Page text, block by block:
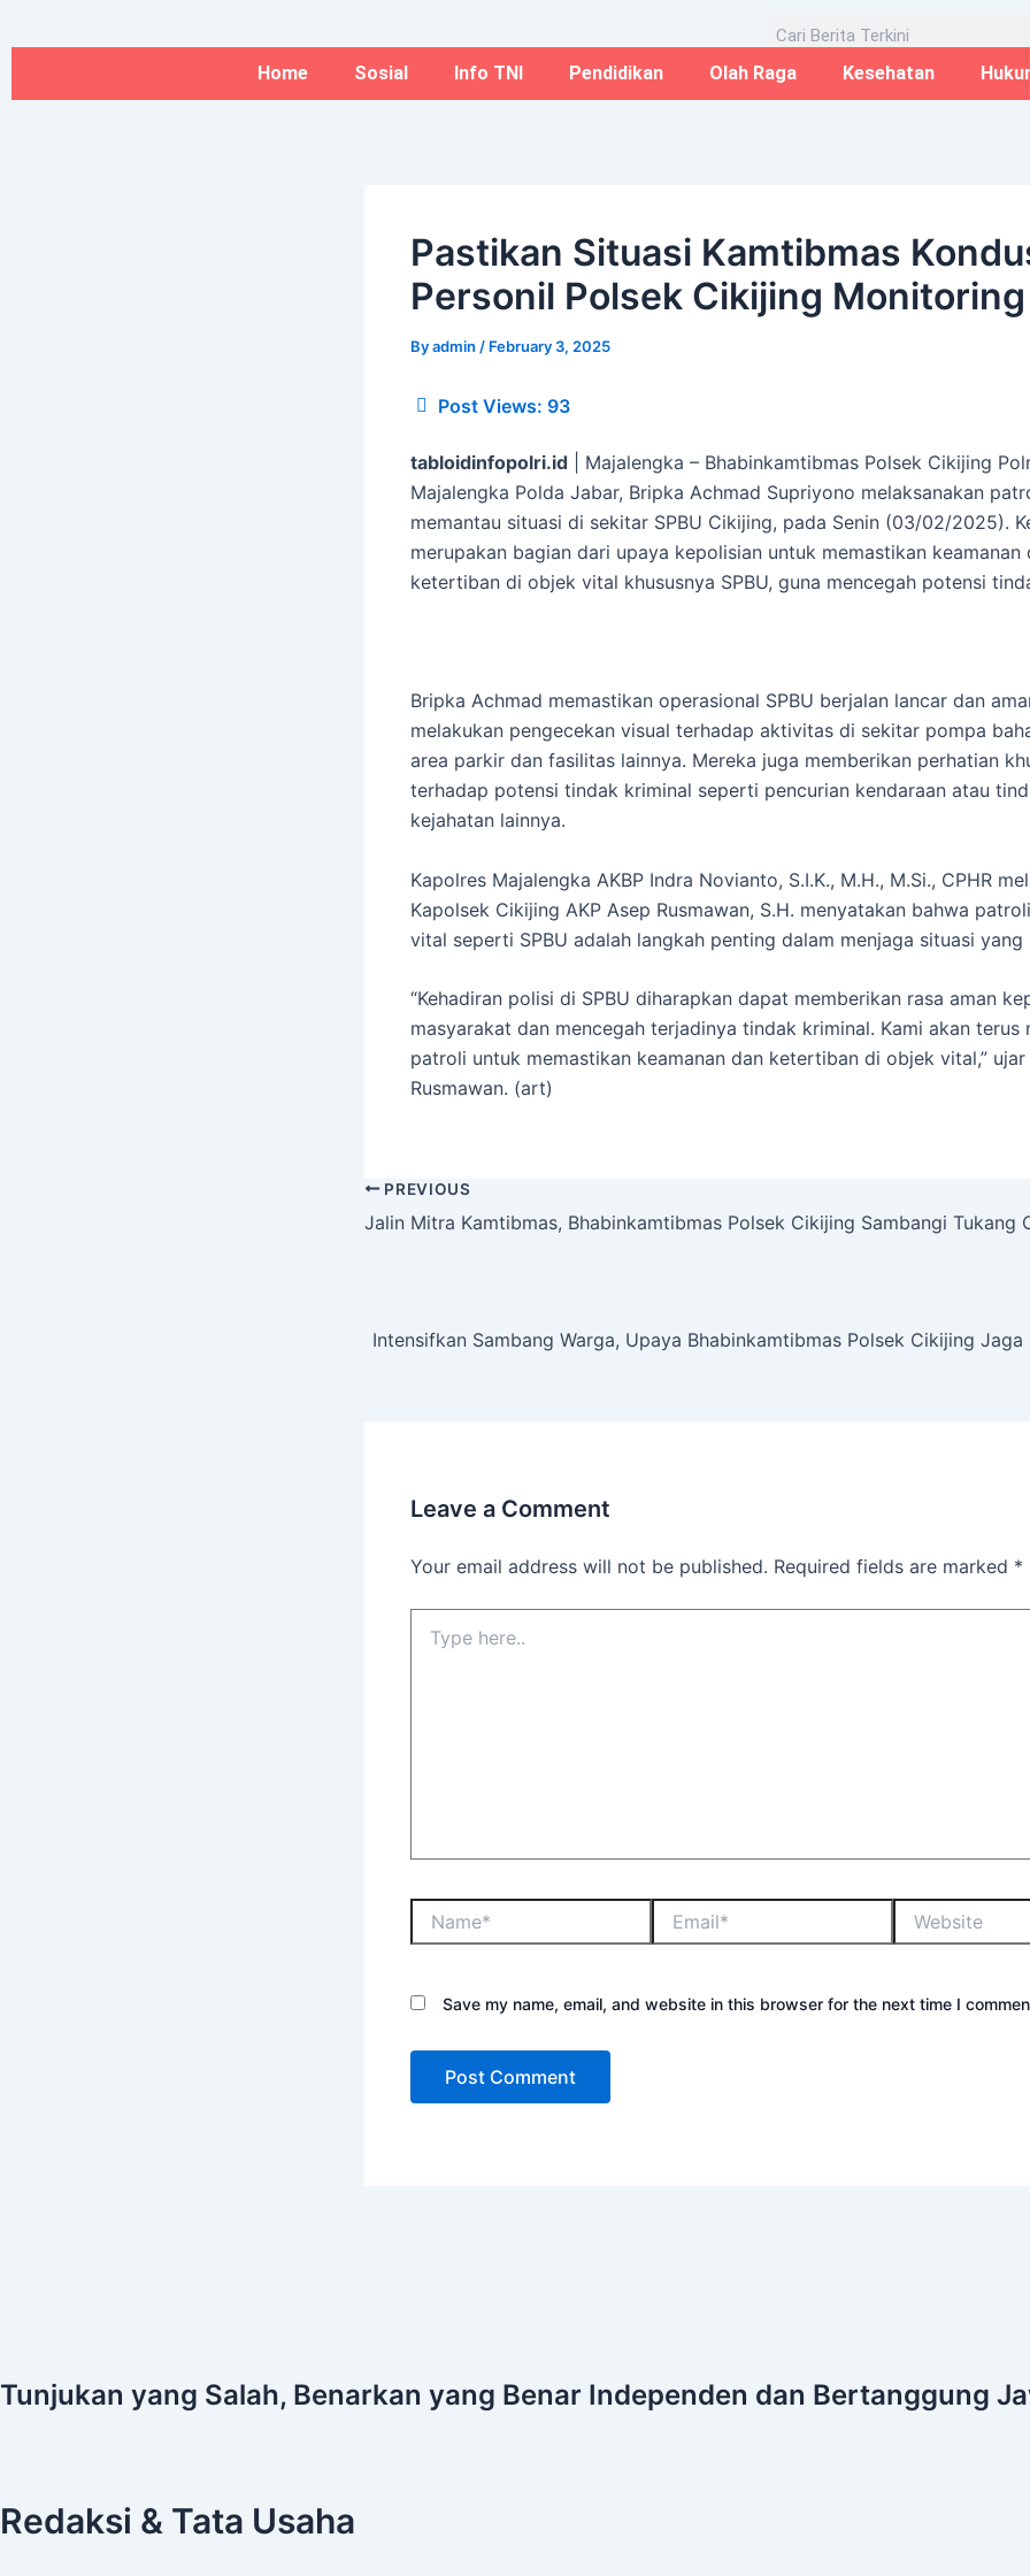
to
Home Sosial Info TNI Pendidikan Olah Raga Kesehatan
Pastikan Situasi Kamtibmas
Personil Polsek Cikijing Monitoring
Byadmin / February 3, 2025
Post Views: 93
tabloidinfopolri.id | Majalengka – Bhabinkamtibmas Polsek Cikijing
Majalengka Polda Jabar, Bripka Achmad Supriyono melaksanakan
memantau situasi di sekitar SPBU Cikijing, pada Senin (03/02/2025).
merupakan bagian dari upaya kepolisian untuk memastikan keamanan
ketertiban di objek vital khususnya SPBU, guna mencegah potensi
Bripka Achmad memastikan operasional SPBU berjalan lancar dan
melakukan pengecekan visual terhadap aktivitas di sekitar pompa
area parkir dan fasilitas lainnya. Mereka juga memberikan perhatian
terhadap potensi tindak kriminal seperti pencurian kendaraan atau
kejahatan lainnya.
Kapolres Majalengka AKBP Indra Novianto, S.I.K., M.H., M.Si., CPHR
Kapolsek Cikijing AKP Asep Rusmawan, S.H. menyatakan bahwa
vital seperti SPBU adalah langkah penting dalam menjaga situasi yang
“Kehadiran polisi di SPBU diharapkan dapat memberikan rasa aman
masyarakat dan mencegah terjadinya tindak kriminal. Kami akan terus
patroli untuk memastikan keamanan dan ketertiban di objek vital,” ujar
Rusmawan. (art)
PREVIOUS
Jalin Mitra Kamtibmas, Bhabinkamtibmas Polsek Cikijing Sambangi Tukang
Intensifkan Sambang Warga, Upaya Bhabinkamtibmas Polsek Cikijing
Leave a Comment
Your email address will not be published. Required fields are marked *
Save my name, email, and website in this browser for the next time I
Tunjukan yang Salah, Benarkan yang Benar Independen dan Bertanggung
Redaksi & Tata Usaha